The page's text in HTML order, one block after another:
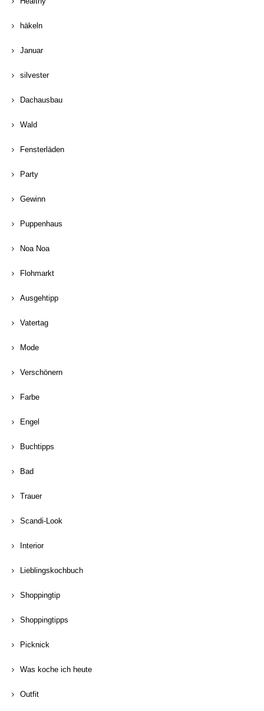
häkeln
Januar
silvester
Dachausbau
Wald
Fensterläden
Party
Gewinn
Puppenhaus
Noa Noa
Flohmarkt
Ausgehtipp
Vatertag
Mode
Verschönern
Farbe
Engel
Buchtipps
Bad
Trauer
Scandi-Look
Interior
Lieblingskochbuch
Shoppingtip
Shoppingtipps
Picknick
Was koche ich heute
Outfit